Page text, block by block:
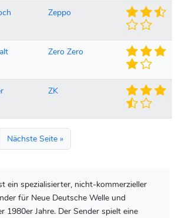
Zeppo
Zero Zero
ZK
Nächste Seite »
ein spezialisierter, nicht-kommerzieller
für Neue Deutsche Welle und
1980er Jahre. Der Sender spielt eine